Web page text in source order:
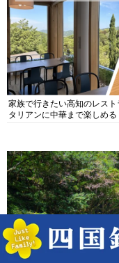
家族で行きたい高知のレス
タリアンに中華まで楽しめる